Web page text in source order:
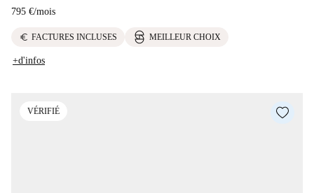
795 €/mois
euro FACTURES INCLUSES MEILLEUR CHOIX
+d'infos
VÉRIFIÉ